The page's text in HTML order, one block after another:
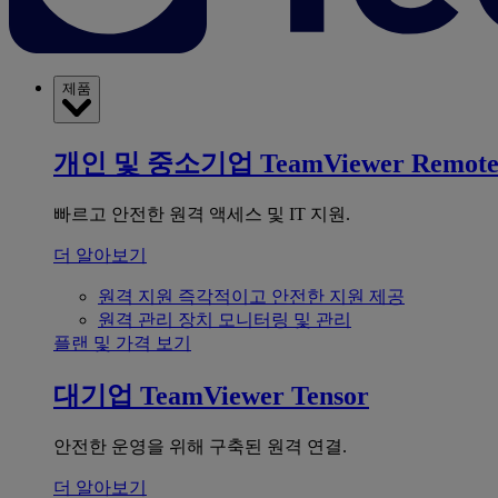
제품
개인 및 중소기업 TeamViewer Remote
빠르고 안전한 원격 액세스 및 IT 지원.
더 알아보기
원격 지원 즉각적이고 안전한 지원 제공
원격 관리 장치 모니터링 및 관리
플랜 및 가격 보기
대기업 TeamViewer Tensor
안전한 운영을 위해 구축된 원격 연결.
더 알아보기